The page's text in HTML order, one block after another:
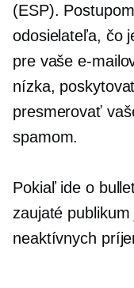
(ESP).
odosielateľa, čo
pre vaše e-
nízka,
presmerovať
spamom.
Pokiaľ ide o
zaujaté
neaktívnych